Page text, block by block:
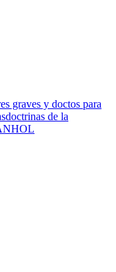
graves y doctos para
de la